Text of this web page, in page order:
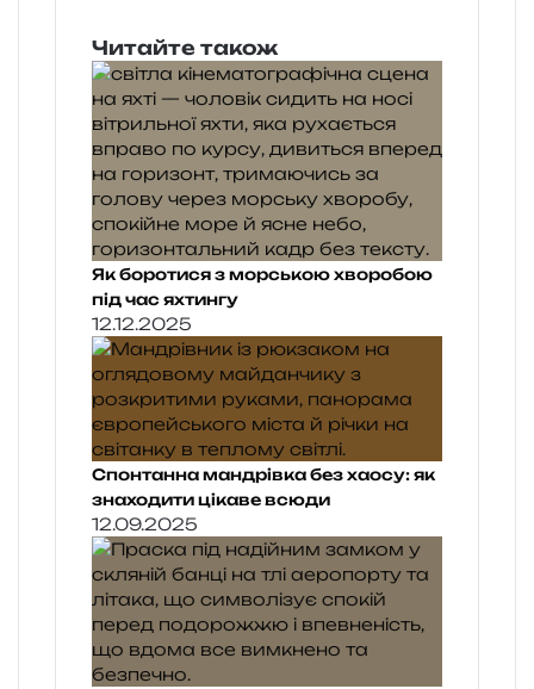
Читайте також
Як боротися з морською хворобою
під час яхтингу
12.12.2025
Спонтанна мандрівка без хаосу: як
знаходити цікаве всюди
12.09.2025